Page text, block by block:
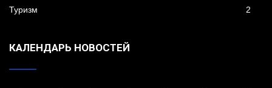
Туризм 2
КАЛЕНДАРЬ НОВОСТЕЙ